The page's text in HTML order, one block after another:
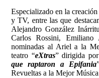
Especializado en la
y TV, entre las que
Alejandro González
Carlos Rossini,
nominadas al Ariel a la
teatro “eXtras” dirigida
que raptaron a Epifania
Revueltas a la Mejor